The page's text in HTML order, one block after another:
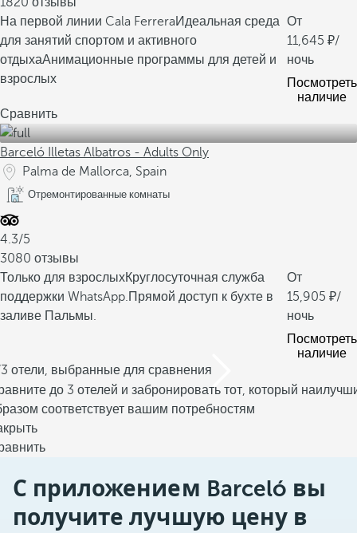
На первой линии Cala FerreraИдеальная среда
для занятий спортом и активного
отдыхаАнимационные программы для детей и
взрослых
От
11,645
/
ночь
Посмотреть
наличие
Сравнить
Barceló Illetas Albatros - Adults Only
Palma de Mallorca, Spain
Отремонтированные комнаты
4.3/5
3080 отзывы
Только для взрослыхКруглосуточная служба
поддержки WhatsApp.Прямой доступ к бухте в
заливе Пальмы.
От
15,905
/
ночь
Посмотреть
наличие
отели, выбранные для сравнения
до 3 отелей и забронировать тот, который
соответствует вашим потребностям
С приложением Barceló вы
получите лучшую цену в